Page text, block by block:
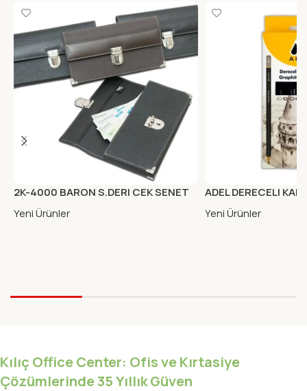
2K-4000 BARON S.DERI CEK SENET
PORTFOYU KAHVE
Yeni Ürünler
ADEL DERECELI
Yeni Ürünler
Kılıç Office Center: Ofis ve Kırtasiye
Çözümlerinde 35 Yıllık Güven